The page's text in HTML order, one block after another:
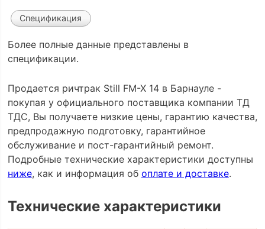
Спецификация
Более полные данные представлены в
спецификации.
Продается ричтрак Still FM-X 14 в Барнауле -
покупая у официального поставщика компании ТД
ТДС, Вы получаете низкие цены, гарантию качества,
предпродажную подготовку, гарантийное
обслуживание и пост-гарантийный ремонт.
Подробные технические характеристики доступны
ниже, как и информация об оплате и доставке.
Технические характеристики